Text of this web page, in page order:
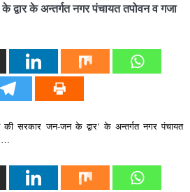
के अन्तर्गत नगर पंचायत तपोवन व गजा
सरकार जन-जन के द्वार‘ के अन्तर्गत नगर पंचायत